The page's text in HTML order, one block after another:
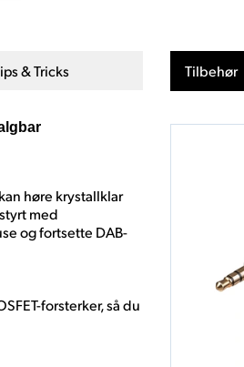
& Tricks
høre krystallklar
med
og fortsette DAB-
forsterker, så du
Tilbehør